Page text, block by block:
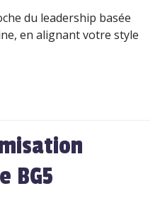
du leadership basée
en alignant votre style
BG5